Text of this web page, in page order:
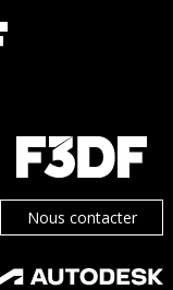
Nous contacter